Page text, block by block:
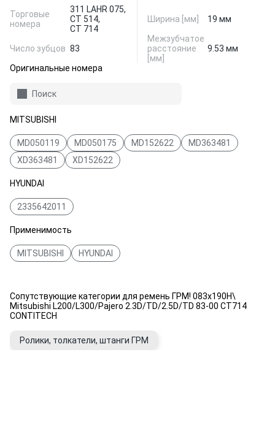
Торговые
номера
311 LAHR 075,
CT 514,
CT 714
Число зубцов 83
Ширина [мм]
19 мм
Межзубчатое
расстояние
[мм]
9.53 мм
Оригинальные номера
Поиск
MITSUBISHI
MD050119 MD050175 MD152622
MD363481
XD363481
XD152622
HYUNDAI
2335642011
Применимость
MITSUBISHI HYUNDAI
Сопутствующие категории для ремень ГРМ! 083x190H\
Mitsubishi L200/L300/Pajero 2.3D/TD/2.5D/TD 83-00 CT714
CONTITECH
Ролики, толкатели, штанги ГРМ